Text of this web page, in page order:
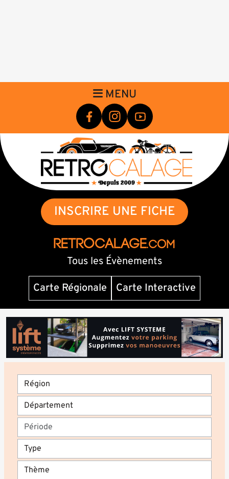
MENU
INSCRIRE UNE FICHE
RETROCALAGE.com
Tous les Évènements
Carte Régionale
Carte Interactive